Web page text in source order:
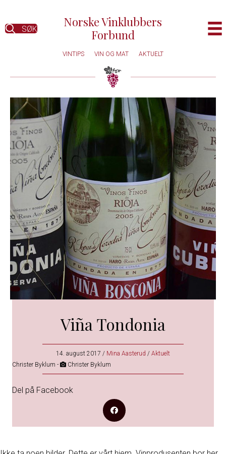
SØK
Norske Vinklubbers
Forbund
VINTIPS VIN OG MAT AKTUELT
Viña Tondonia
14. august 2017 / Mina Aasterud / Aktuelt
Christer Byklum -
Christer Byklum
Del på Facebook